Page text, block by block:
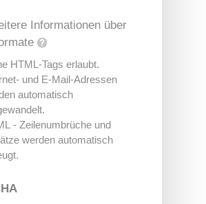
Informationen über
HTML-Tags erlaubt.
und E-Mail-Adressen
automatisch
- Zeilenumbrüche und
werden automatisch